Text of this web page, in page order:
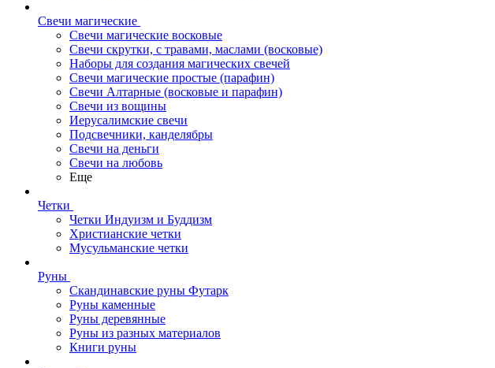
Свечи магические
Свечи магические восковые
Свечи скрутки, с травами, маслами (восковые)
Наборы для создания магических свечей
Свечи магические простые (парафин)
Свечи Алтарные (восковые и парафин)
Свечи из вощины
Иерусалимские свечи
Подсвечники, канделябры
Свечи на деньги
Свечи на любовь
Еще
Четки
Четки Индуизм и Буддизм
Христианские четки
Мусульманские четки
Руны
Скандинавские руны Футарк
Руны каменные
Руны деревянные
Руны из разных материалов
Книги руны